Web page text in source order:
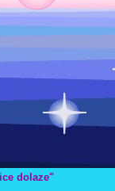
dolaze"